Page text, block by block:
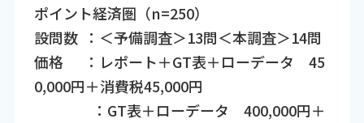
ポイント経済圏（n=250）
設問数 ：＜予備調査＞13問＜本調査＞14問
価格 ：レポート＋GT表＋ローデータ 45
0,000円＋消費税45,000円
：GT表＋ローデータ 400,000円＋